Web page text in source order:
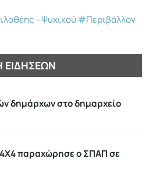
- Ψυχικού #Περιβάλλον
ΕΙΔΉΣΕΩΝ
δημάρχων στο δημαρχείο
παραχώρησε ο ΣΠΑΠ σε